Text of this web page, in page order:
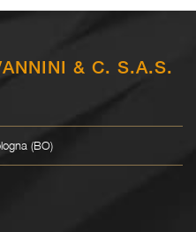
& C. S.A.S.
(BO)